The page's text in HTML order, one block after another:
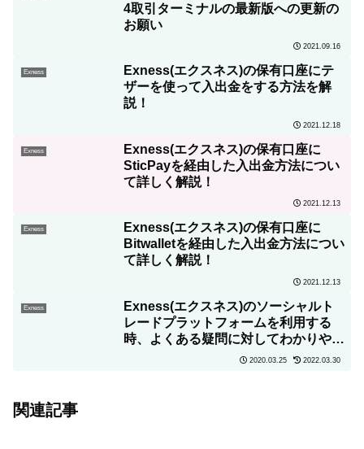
4取引ターミナルの最新版への更新の
お願い
2021.09.16
Exness
Exness(エクスネス)の保有口座にテ
ザーを使って入出金をする方法を解
説！
2021.12.18
Exness
Exness(エクスネス)の保有口座に
SticPayを経由した入出金方法につい
て詳しく解説！
2021.12.13
Exness
Exness(エクスネス)の保有口座に
Bitwalletを経由した入出金方法につい
て詳しく解説！
2021.12.13
Exness
Exness(エクスネス)のソーシャルト
レードプラットフォームを利用する
時、よくある疑問に対してわかりやす
2020.03.25 2022.03.30
関連記事